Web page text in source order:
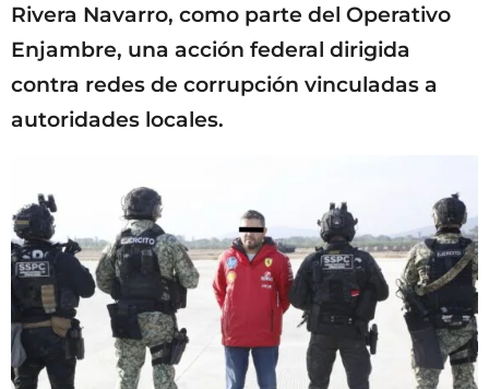
Rivera Navarro, como parte del Operativo
Enjambre, una acción federal dirigida
contra redes de corrupción vinculadas a
autoridades locales.